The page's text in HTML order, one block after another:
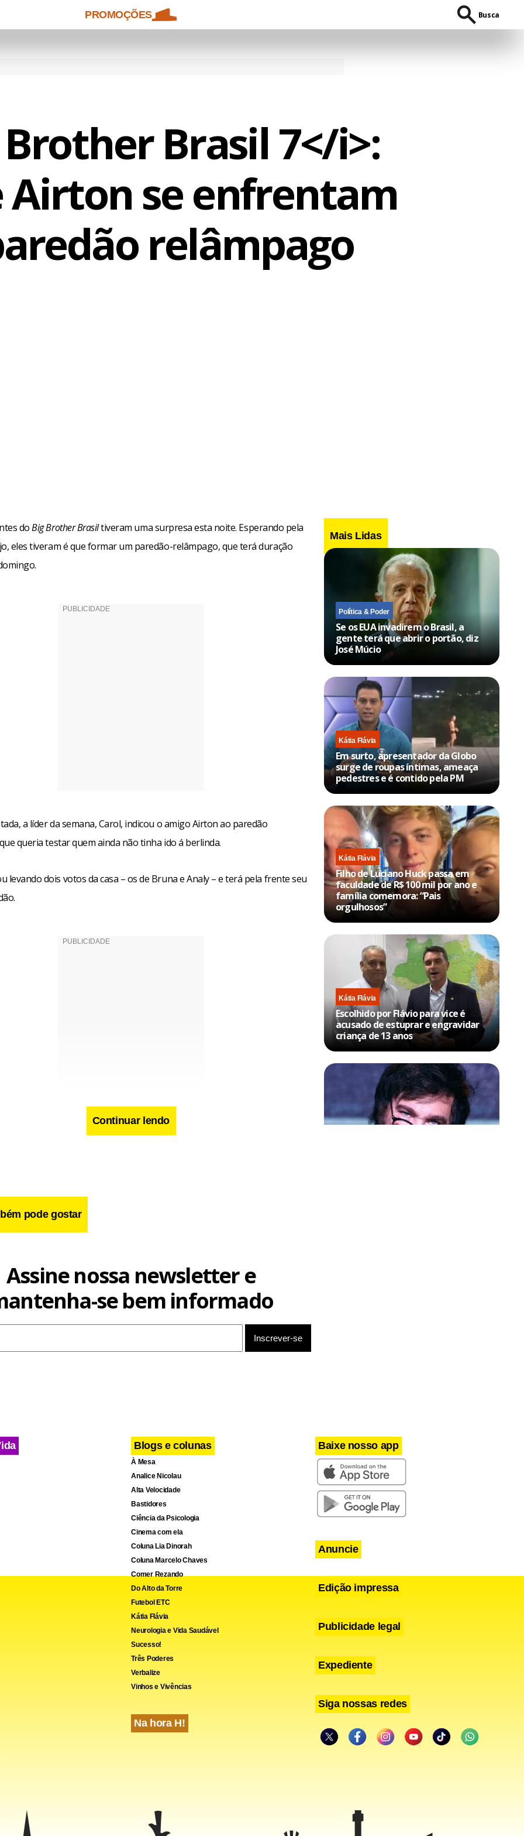
PROMOÇÕES Busca
Brasil 7</i>:
Airton se enfrentam
relâmpago
doBig Brother Brasiltiveram uma surpresa esta noite. Esperando pela
eles tiveram é que formar um paredão-relâmpago, que terá duração
a líder da semana, Carol, indicou o amigo Airton ao paredão
queria testar quem ainda não tinha ido á berlinda.
levando dois votos da casa – os de Bruna e Analy – e terá pela frente seu
LinkedIn
Twitter
X
Continuar lendo
pode gostar
Mais Lidas
Política & Poder
Se os EUA invadirem o Brasil, a
gente terá que abrir o portão, diz
José Múcio
Kátia Flávia
Em surto, apresentador da Globo
surge de roupas íntimas, ameaça
pedestres e é contido pela PM
Kátia Flávia
Filho de Luciano Huck passa em
faculdade de R$ 100 mil por ano e
família comemora: “Pais
orgulhosos”
Kátia Flávia
Escolhido por Flávio para vice é
acusado de estuprar e engravidar
criança de 13 anos
Assine nossa newsletter e
se bem informado
Blogs e colunas
À Mesa
Analice Nicolau
Alta Velocidade
Bastidores
Ciência da Psicologia
Cinema com ela
Coluna Lia Dinorah
Coluna Marcelo Chaves
Comer Rezando
Do Alto da Torre
Futebol ETC
Kátia Flávia
Neurologia e Vida Saudável
Sucesso!
Três Poderes
Verbalize
Vinhos e Vivências
Na hora H!
Baixe nosso app
Anuncie
Edição impressa
Publicidade legal
Expediente
Siga nossas redes